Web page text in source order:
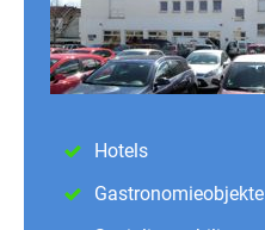
Hotels
Gastronomieobjekte